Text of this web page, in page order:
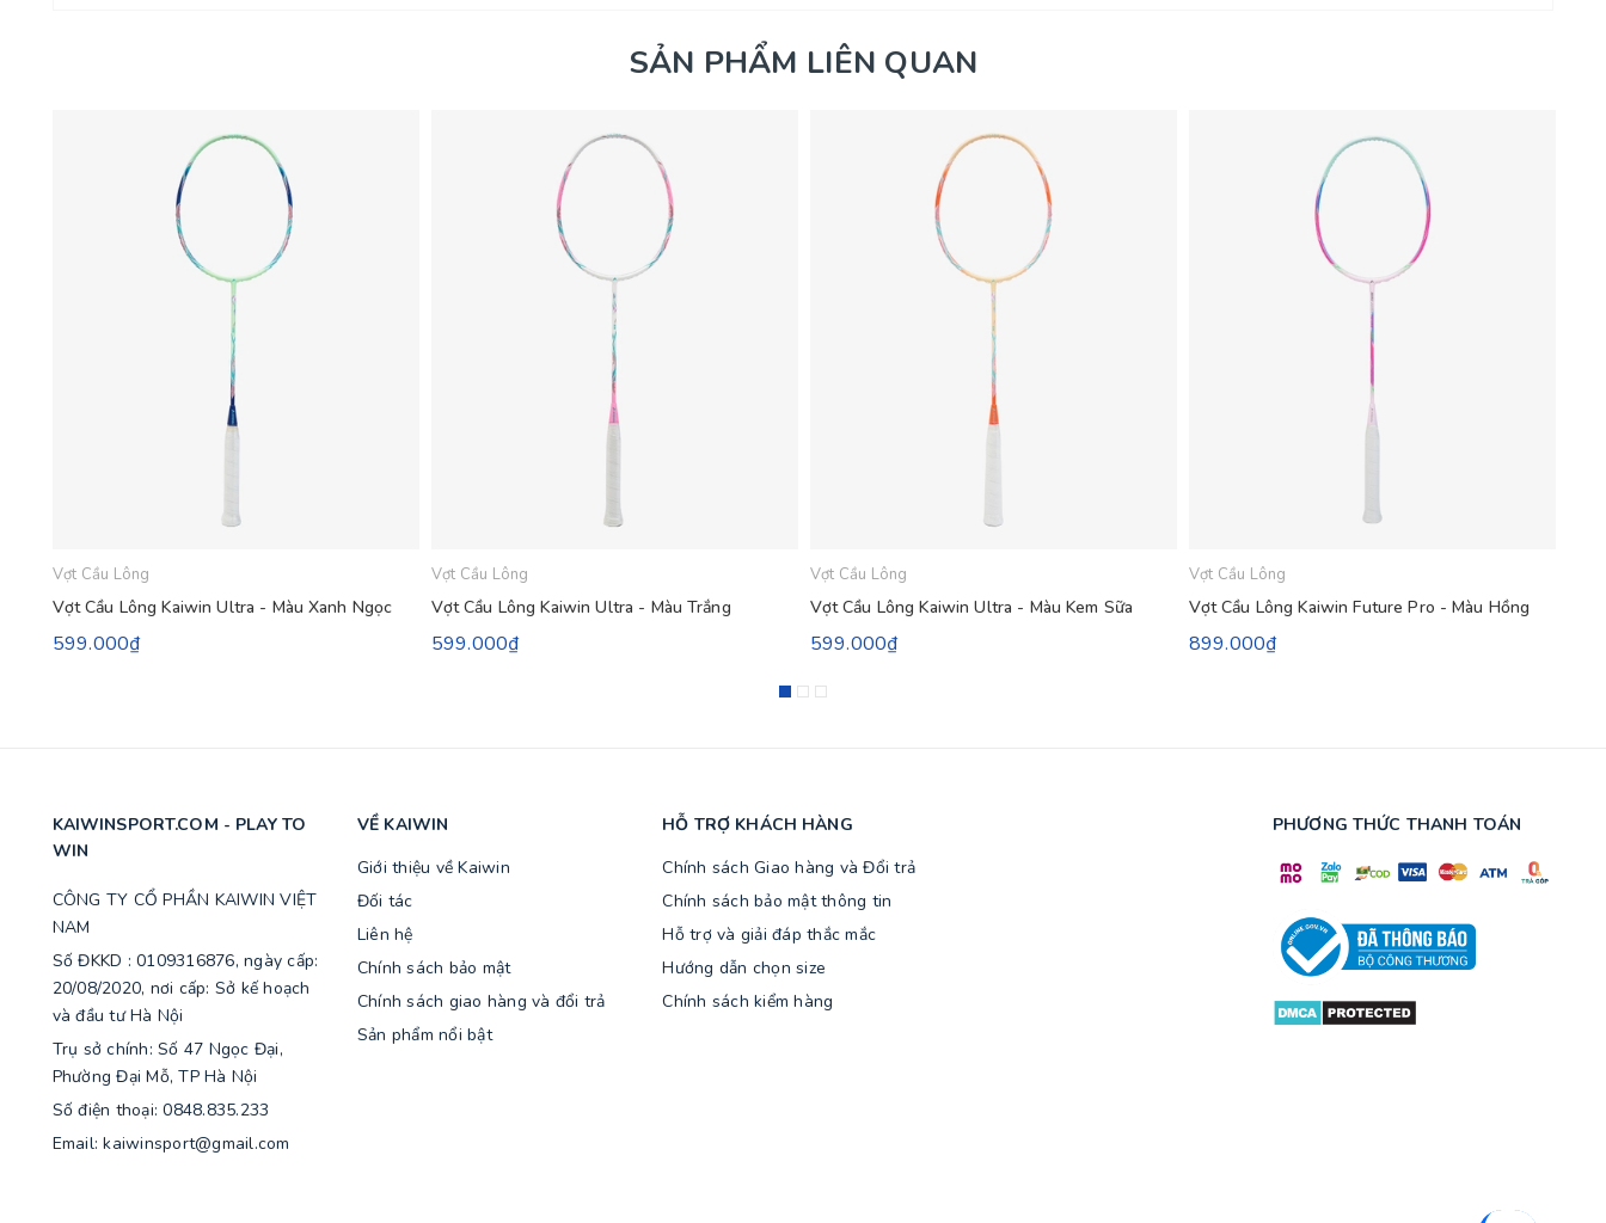
SẢN PHẨM LIÊN QUAN
Vợt Cầu Lông
Vợt Cầu Lông Kaiwin Ultra - Màu Xanh Ngọc
599.000₫
Vợt Cầu Lông
Vợt Cầu Lông Kaiwin Ultra - Màu Trắng
599.000₫
Vợt Cầu Lông
Vợt Cầu Lông Kaiwin Ultra - Màu Kem Sữa
599.000₫
Vợt Cầu Lông
Vợt Cầu Lông Kaiwin Future Pro - Màu Hồng
899.000₫
KAIWINSPORT.COM - PLAY TO
WIN
CÔNG TY CỔ PHẦN KAIWIN VIỆT
NAM
Số ĐKKD : 0109316876, ngày cấp:
20/08/2020, nơi cấp: Sở kế hoạch
và đầu tư Hà Nội
Trụ sở chính: Số 47 Ngọc Đại,
Phường Đại Mỗ, TP Hà Nội
Số điện thoại: 0848.835.233
Email: kaiwinsport@gmail.com
VỀ KAIWIN
Giới thiệu về Kaiwin
Đối tác
Liên hệ
Chính sách bảo mật
Chính sách giao hàng và đổi trả
Sản phẩm nổi bật
HỖ TRỢ KHÁCH HÀNG
Chính sách Giao hàng và Đổi trả
Chính sách bảo mật thông tin
Hỗ trợ và giải đáp thắc mắc
Hướng dẫn chọn size
Chính sách kiểm hàng
PHƯƠNG THỨC THANH TOÁN